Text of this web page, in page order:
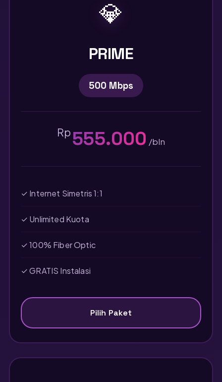
💎
PRIME
500 Mbps
Rp555.000 /bln
✓ Internet Simetris 1:1
✓ Unlimited Kuota
✓ 100% Fiber Optic
✓ GRATIS Instalasi
Pilih Paket